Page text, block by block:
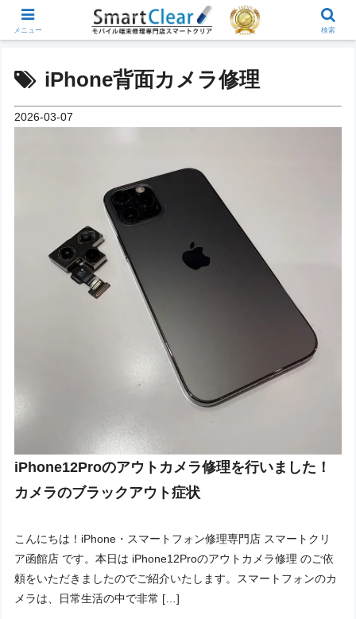
iPhone背面カメラ修理
2026-03-07
iPhone12Proのアウトカメラ修理を行いました！
カメラのブラックアウト症状
こんにちは！iPhone・スマートフォン修理専門店 スマートクリ
ア函館店 です。本日は iPhone12Proのアウトカメラ修理 のご依
頼をいただきましたのでご紹介いたします。スマートフォンのカ
メラは、日常生活の中で非常 […]
メニュー 検索